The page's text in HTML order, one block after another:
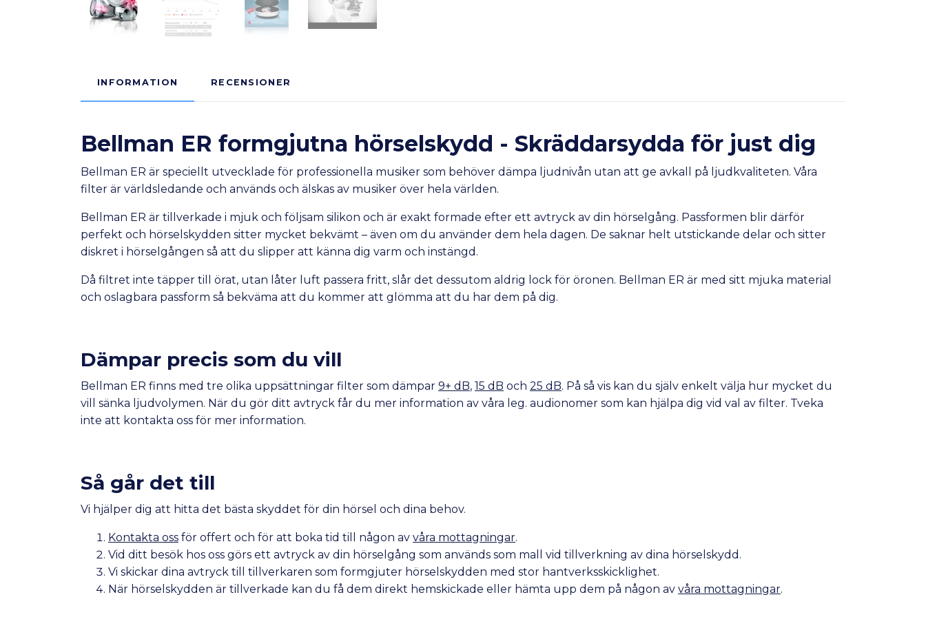
INFORMATION RECENSIONER
Bellman ER formgjutna hörselskydd - Skräddarsydda för just dig
Bellman ER är speciellt utvecklade för professionella musiker som behöver dämpa ljudnivån utan att ge avkall på ljudkvaliteten. Våra
filter är världsledande och används och älskas av musiker över hela världen.
Bellman ER är tillverkade i mjuk och följsam silikon och är exakt formade efter ett avtryck av din hörselgång. Passformen blir därför
perfekt och hörselskydden sitter mycket bekvämt – även om du använder dem hela dagen. De saknar helt utstickande delar och sitter
diskret i hörselgången så att du slipper att känna dig varm och instängd.
Då filtret inte täpper till örat, utan låter luft passera fritt, slår det dessutom aldrig lock för öronen. Bellman ER är med sitt mjuka material
och oslagbara passform så bekväma att du kommer att glömma att du har dem på dig.
Dämpar precis som du vill
Bellman ER finns med tre olika uppsättningar filter som dämpar 9+ dB, 15 dB och 25 dB. På så vis kan du själv enkelt välja hur mycket du
vill sänka ljudvolymen. När du gör ditt avtryck får du mer information av våra leg. audionomer som kan hjälpa dig vid val av filter. Tveka
inte att kontakta oss för mer information.
Så går det till
Vi hjälper dig att hitta det bästa skyddet för din hörsel och dina behov.
Kontakta oss för offert och för att boka tid till någon av våra mottagningar.
Vid ditt besök hos oss görs ett avtryck av din hörselgång som används som mall vid tillverkning av dina hörselskydd.
Vi skickar dina avtryck till tillverkaren som formgjuter hörselskydden med stor hantverksskicklighet.
När hörselskydden är tillverkade kan du få dem direkt hemskickade eller hämta upp dem på någon av våra mottagningar.